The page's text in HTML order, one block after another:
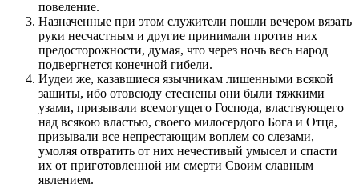
повеление.
Назначенные при этом служители пошли вечером вязать
руки несчастным и другие принимали против них
предосторожности, думая, что через ночь весь народ
подвергнется конечной гибели.
Иудеи же, казавшиеся язычникам лишенными всякой
защиты, ибо отовсюду стеснены они были тяжкими
узами, призывали всемогущего Господа, властвующего
над всякою властью, своего милосердого Бога и Отца,
призывали все непрестающим воплем со слезами,
умоляя отвратить от них нечестивый умысел и спасти
их от приготовленной им смерти Своим славным
явлением.